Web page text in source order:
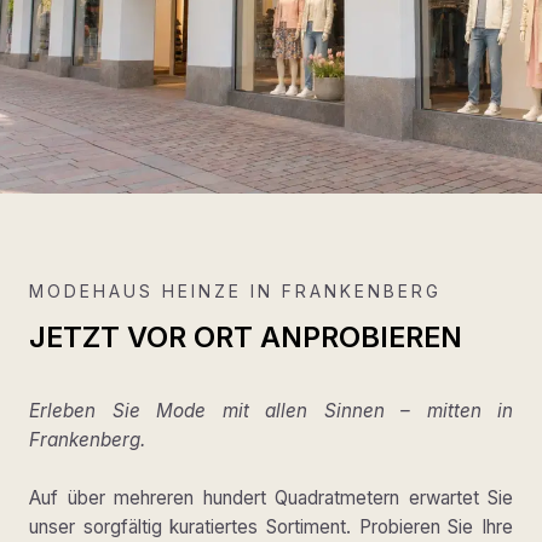
MODEHAUS HEINZE IN FRANKENBERG
JETZT VOR ORT ANPROBIEREN
Erleben Sie Mode mit allen Sinnen – mitten in
Frankenberg.
Auf über mehreren hundert Quadratmetern erwartet Sie
unser sorgfältig kuratiertes Sortiment. Probieren Sie Ihre